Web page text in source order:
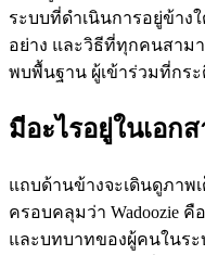
ระบบที่ดำเนินการอยู่ข้าง
อย่าง และวิธีที่ทุกคนสาม
พบพื้นฐาน ผู้เข้าร่วมที่กร
มีอะไรอยู่ในเอกส
แถบด้านข้างจะเดินดูภาพ
ครอบคลุมว่า Wadoozie
และบทบาทของผู้คนในระ